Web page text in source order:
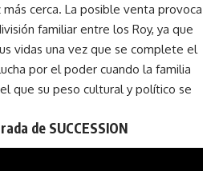
cerca. La posible venta provoca
familiar entre los Roy, ya que
vidas una vez que se complete el
por el poder cuando la familia
que su peso cultural y político se
de SUCCESSION